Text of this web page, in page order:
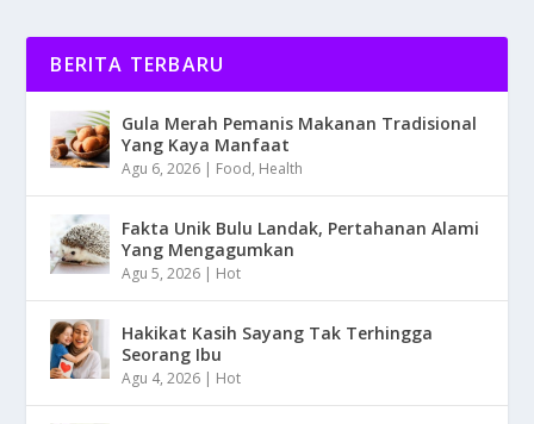
BERITA TERBARU
Gula Merah Pemanis Makanan Tradisional
Yang Kaya Manfaat
Agu 6, 2026 | Food, Health
Fakta Unik Bulu Landak, Pertahanan Alami
Yang Mengagumkan
Agu 5, 2026 | Hot
Hakikat Kasih Sayang Tak Terhingga
Seorang Ibu
Agu 4, 2026 | Hot